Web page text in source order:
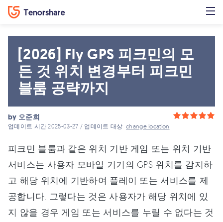
[2026] Fly GPS 피크민의 모
든 것 위치 변경부터 피크민
블룸 공략까지
by 오준희
업데이트 시간 2025-03-27 / 업데이트 대상change location
피크민 블룸과 같은 위치 기반 게임 또는 위치 기반
서비스는 사용자 모바일 기기의 GPS 위치를 감지하
고 해당 위치에 기반하여 플레이 또는 서비스를 제
공합니다. 그렇다는 것은 사용자가 해당 위치에 있
지 않을 경우 게임 또는 서비스를 누릴 수 없다는 것